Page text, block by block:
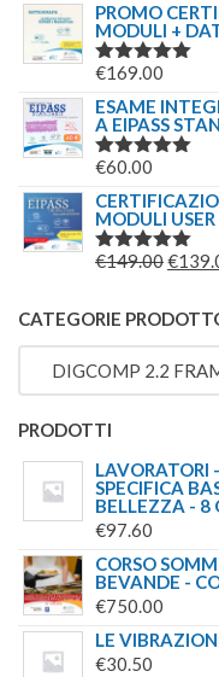
PROMO
MODULI +
VALUTATO
€169.00
ESAME
A EIPASS
VALUTATO
€60.00
MODULI USER
VALUTATO
€149.00IL
ERA:
€
CATEGORIE
DIGCOMP 2.2
PRODOTTI
LAVORATORI
SPECIFICA
BELLEZZA - 8
€97.60
CORSO
BEVANDE -
€750.00
LE
€30.50